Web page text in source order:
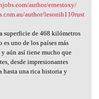
author/ernestoxy/
author/lesonih110rust
superficie de 468 kilómetros
es uno de los países más
aún así tiene mucho que
desde impresionantes
hasta una rica historia y